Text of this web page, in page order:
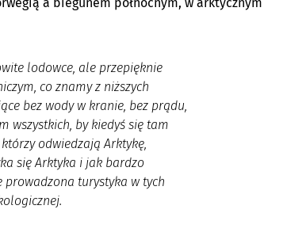
lodowce, ale przepięknie
co znamy z niższych
bez wody w kranie, bez prądu,
wszystkich, by kiedyś się tam
odwiedzają Arktykę,
się Arktyka i jak bardzo
prowadzona turystyka w tych